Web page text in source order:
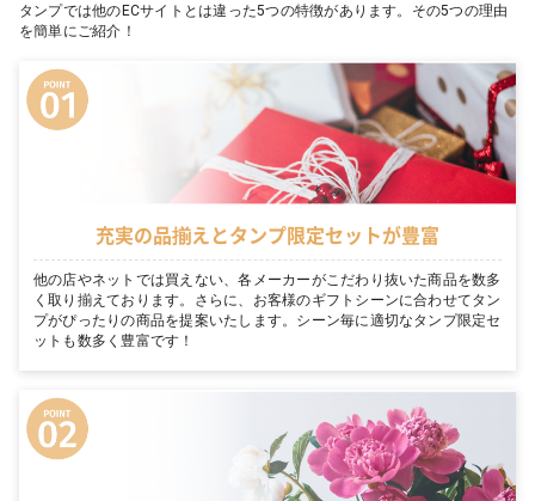
タンプでは他のECサイトとは違った5つの特徴があります。その5つの理由
を簡単にご紹介！
充実の品揃えとタンプ限定セットが豊富
他の店やネットでは買えない、各メーカーがこだわり抜いた商品を数多
く取り揃えております。さらに、お客様のギフトシーンに合わせてタン
プがぴったりの商品を提案いたします。シーン毎に適切なタンプ限定セ
ットも数多く豊富です！